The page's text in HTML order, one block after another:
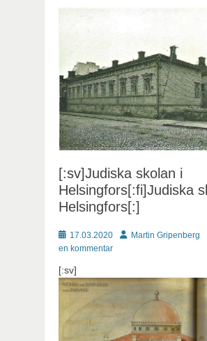
[:sv]Judiska skolan i
Helsingfors[:fi]Judiska
Helsingfors[:]
Publicerat
17.03.2020 Författare
Martin Gripenberg
en kommentar
[:sv]